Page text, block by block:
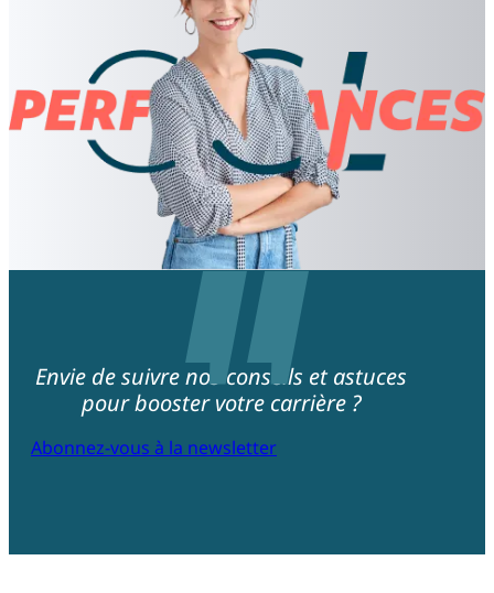
Envie de suivre nos conseils et astuces
pour booster votre carrière ?
Abonnez-vous à la newsletter